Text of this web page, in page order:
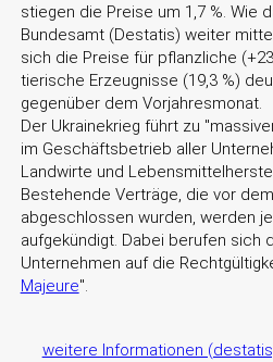
stiegen die Preise um 1,7 %. Wie
Bundesamt (Destatis) weiter
sich die Preise für pflanzliche
tierische Erzeugnisse (19,3 %)
gegenüber dem Vorjahresmonat.
Der Ukrainekrieg führt zu
im Geschäftsbetrieb aller
Landwirte und
Bestehende Verträge, die vor
abgeschlossen wurden, werden
aufgekündigt. Dabei berufen sich
Unternehmen auf die
Majeure .
weitere Informationen